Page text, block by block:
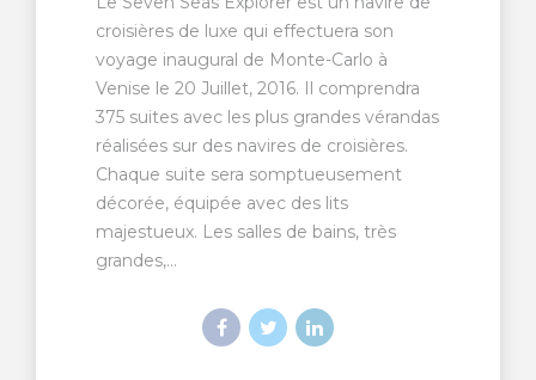
croisières de luxe qui effectuera son
voyage inaugural de Monte-Carlo à
Venise le 20 Juillet, 2016. Il comprendra
375 suites avec les plus grandes vérandas
réalisées sur des navires de croisières.
Chaque suite sera somptueusement
décorée, équipée avec des lits
majestueux. Les salles de bains, très
grandes,...